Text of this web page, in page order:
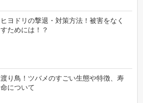
ヒヨドリの撃退・対策方法！被害をなく
すためには！？
渡り鳥！ツバメのすごい生態や特徴、寿
命について